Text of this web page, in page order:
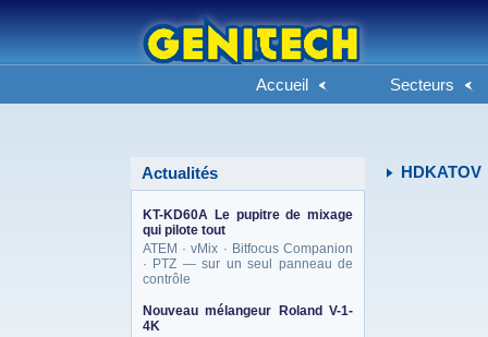
Accueil Secteurs
Actualités
KT-KD60A Le pupitre de mixage
qui pilote tout
ATEM · vMix · Bitfocus Companion
· PTZ — sur un seul panneau de
contrôle
Nouveau mélangeur Roland V-1-
4K
HDKATOV